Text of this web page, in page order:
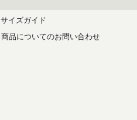
サイズガイド
商品についてのお問い合わせ